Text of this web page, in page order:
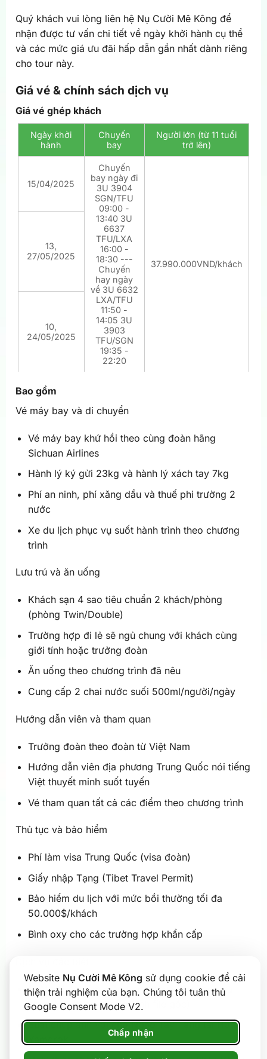
Website Nụ Cười Mê Kông sử dụng cookie để cải
thiện trải nghiệm của bạn. Chúng tôi tuân thủ
Google Consent Mode V2.
Chấp nhận
Quý khách vui lòng liên hệ Nụ Cười Mê Kông để
nhận được tư vấn chi tiết về ngày khởi hành cụ thể
và các mức giá ưu đãi hấp dẫn gần nhất dành riêng
cho tour này.
Giá vé & chính sách dịch vụ
Giá vé ghép khách
Ngày khởi
hành
Chuyến
bay
Người lớn (từ 11 tuổi
trở lên)
15/04/2025
Chuyến
bay ngày đi
3U 3904
SGN/TFU
09:00 -
13:40 3U
6637
TFU/LXA
16:00 -
18:30 ---
Chuyến
hay ngày
về 3U 6632
LXA/TFU
11:50 -
14:05 3U
3903
TFU/SGN
19:35 -
22:20
37.990.000VND/khách
13,
27/05/2025
10,
24/05/2025
Bao gồm
Vé máy bay và di chuyển
Vé máy bay khứ hồi theo cùng đoàn hãng
Sichuan Airlines
Hành lý ký gửi 23kg và hành lý xách tay 7kg
Phí an ninh, phí xăng dầu và thuế phi trường 2
nước
Xe du lịch phục vụ suốt hành trình theo chương
trình
Lưu trú và ăn uống
Khách sạn 4 sao tiêu chuẩn 2 khách/phòng
(phòng Twin/Double)
Trường hợp đi lẻ sẽ ngủ chung với khách cùng
giới tính hoặc trưởng đoàn
Ăn uống theo chương trình đã nêu
Cung cấp 2 chai nước suối 500ml/người/ngày
Hướng dẫn viên và tham quan
Trưởng đoàn theo đoàn từ Việt Nam
Hướng dẫn viên địa phương Trung Quốc nói tiếng
Việt thuyết minh suốt tuyến
Vé tham quan tất cả các điểm theo chương trình
Thủ tục và bảo hiểm
Phí làm visa Trung Quốc (visa đoàn)
Giấy nhập Tạng (Tibet Travel Permit)
Bảo hiểm du lịch với mức bồi thường tối đa
50.000$/khách
Bình oxy cho các trường hợp khẩn cấp
Suất trải nghiệm mặc trang phục Tây Tạng và
chụp ảnh (tặng 10 tấm hình file gốc)
Suất chụp ảnh với chó Ngao Tây Tạng tại Hồ